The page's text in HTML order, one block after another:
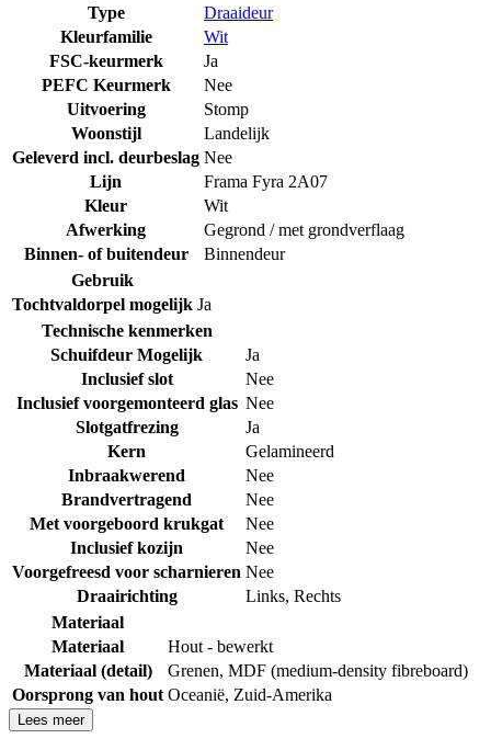
Type
Draaideur
Kleurfamilie
Wit
FSC-keurmerk
Ja
PEFC Keurmerk
Nee
Uitvoering
Stomp
Woonstijl
Landelijk
Geleverd incl. deurbeslag Nee
Lijn
Frama Fyra 2A07
Kleur
Wit
Afwerking
Gegrond / met grondverflaag
Binnen- of buitendeur
Binnendeur
Gebruik
Tochtvaldorpel mogelijk Ja
Technische kenmerken
Schuifdeur Mogelijk
Ja
Inclusief slot
Nee
Inclusief voorgemonteerd glas Nee
Slotgatfrezing
Ja
Kern
Gelamineerd
Inbraakwerend
Nee
Brandvertragend
Nee
Met voorgeboord krukgat
Nee
Inclusief kozijn
Nee
Voorgefreesd voor scharnieren Nee
Draairichting
Links, Rechts
Materiaal
Materiaal
Hout - bewerkt
Materiaal (detail)
Grenen, MDF (medium-density fibreboard)
Oorsprong van hout Oceanië, Zuid-Amerika
Lees meer